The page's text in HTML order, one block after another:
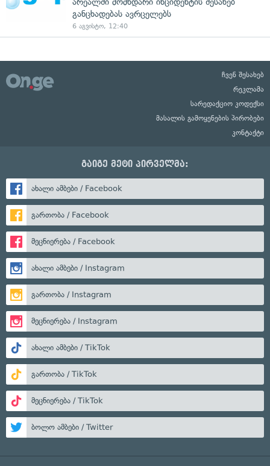
განცხადებას ავრცელებს
6 აგვისტო, 12:40
ჩვენ შესახებ
რეკლამა
სარედაქციო კოდექსი
მასალის გამოყენების პირობები
კონტაქტი
გაიგე მეტი პირველმა:
ახალი ამბები / Facebook
გართობა / Facebook
მეცნიერება / Facebook
ახალი ამბები / Instagram
გართობა / Instagram
მეცნიერება / Instagram
ახალი ამბები / TikTok
გართობა / TikTok
მეცნიერება / TikTok
ბოლო ამბები / Twitter